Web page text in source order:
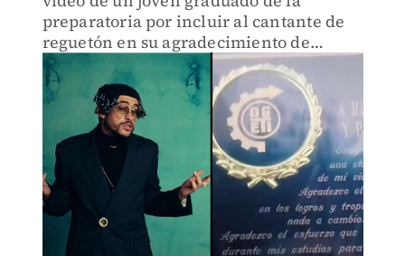
preparatoria por incluir al cantante de
reguetón en su agradecimiento de
graduación.